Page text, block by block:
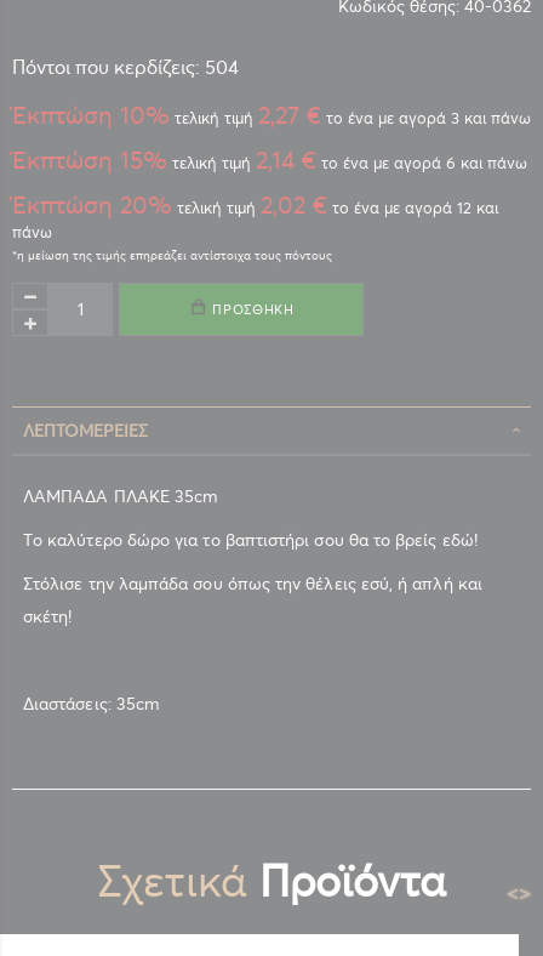
Κωδικός θέσης: 40-0362
Πόντοι που κερδίζεις: 504
Έκπτώση 10% τελική τιμή 2,27 € το ένα με αγορά 3 και πάνω
Έκπτώση 15% τελική τιμή 2,14 € το ένα με αγορά 6 και πάνω
Έκπτώση 20% τελική τιμή 2,02 € το ένα με αγορά 12 και
πάνω
ΠΡΟΣΘΉΚΗ
ΛΕΠΤΟΜΈΡΕΙΕΣ
ΛΑΜΠΑΔΑ ΠΛΑΚΕ 35cm
Tο καλύτερο δώρο για το βαπτιστήρι σου θα το βρείς εδώ!
Στόλισε την λαμπάδα σου όπως την θέλεις εσύ, ή απλή και
σκέτη!
Διαστάσεις: 35cm
Σχετικά Προϊόντα <>